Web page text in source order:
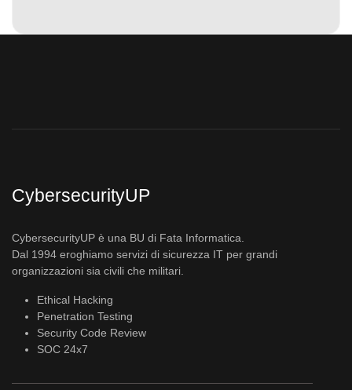
CybersecurityUP
CybersecurityUP è una BU di Fata Informatica.
Dal 1994 eroghiamo servizi di sicurezza IT per grandi
organizzazioni sia civili che militari.
Ethical Hacking
Penetration Testing
Security Code Review
SOC 24x7